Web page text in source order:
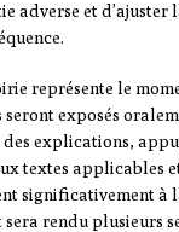
adverse et d’ajuster
représente le
exposés
explications,
textes applicables
significativement à
rendu plusieurs